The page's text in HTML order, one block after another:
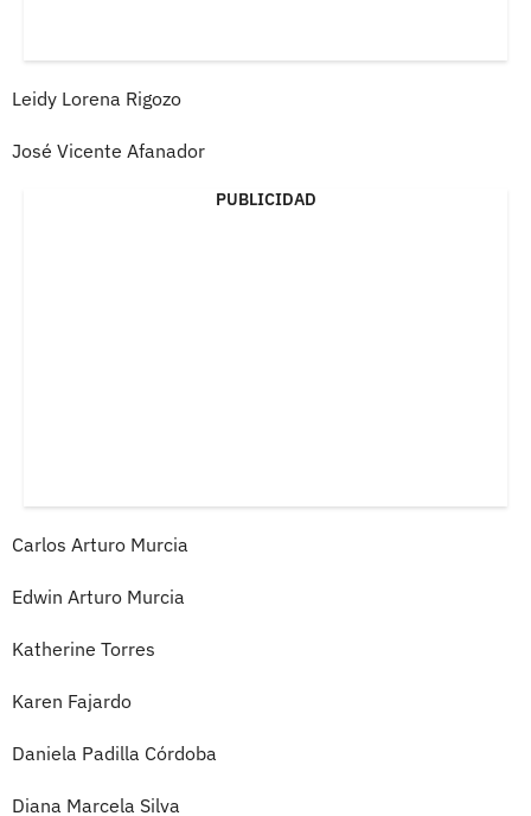
Leidy Lorena Rigozo
José Vicente Afanador
PUBLICIDAD
Carlos Arturo Murcia
Edwin Arturo Murcia
Katherine Torres
Karen Fajardo
Daniela Padilla Córdoba
Diana Marcela Silva